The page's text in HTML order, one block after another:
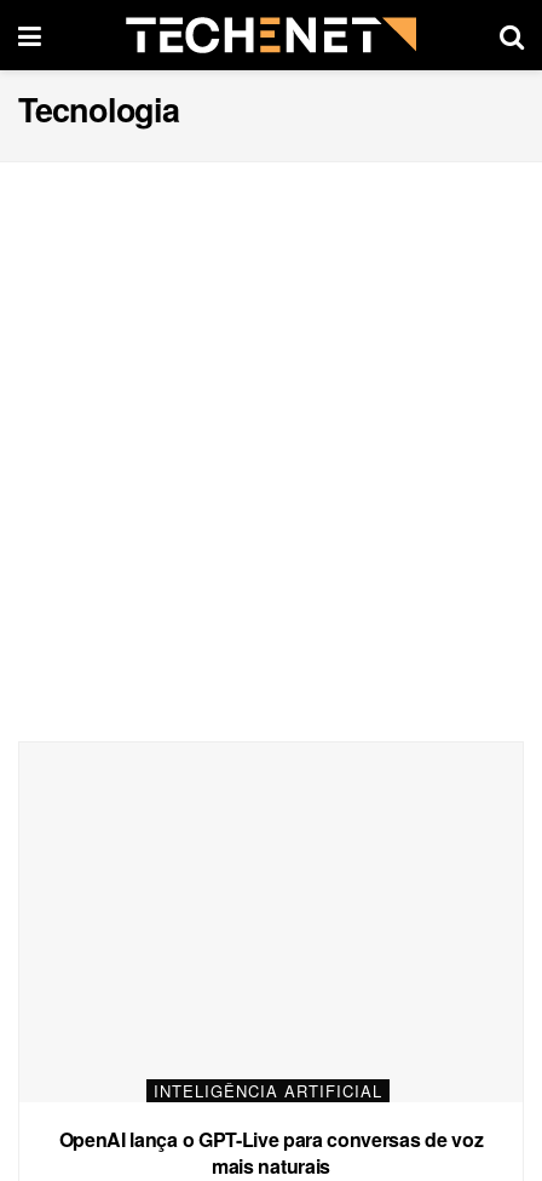
Tecnologia
INTELIGÊNCIA ARTIFICIAL
OpenAI lança o GPT-Live para conversas de voz
mais naturais